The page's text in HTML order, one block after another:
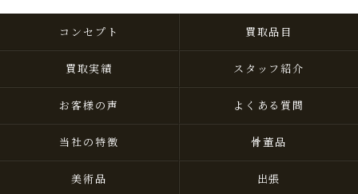
コンセプト 買取品目
買取実績 スタッフ紹介
お客様の声 よくある質問
当社の特徴 骨董品
美術品 出張